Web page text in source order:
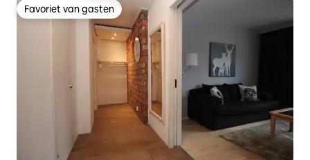
Favoriet van gasten
Favoriet van gasten